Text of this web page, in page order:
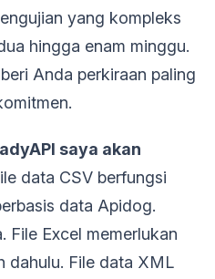
yang kompleks
hingga enam minggu.
Anda perkiraan paling
saya akan
data CSV berfungsi
data Apidog.
File Excel memerlukan
dahulu. File data XML